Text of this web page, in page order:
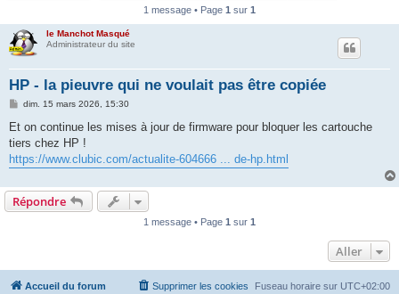
1 message • Page 1 sur 1
le Manchot Masqué
Administrateur du site
HP - la pieuvre qui ne voulait pas être copiée
M
s
a
g
e
dim. 15 mars 2026, 15:30
Et on continue les mises à jour de firmware pour bloquer les cartouche
tiers chez HP !
https://www.clubic.com/actualite-604666 ... de-hp.html
Répondre
1 message • Page 1 sur 1
Aller
Accueil du forum Fuseau horaire sur UTC+02:00
Supprimer les cookies